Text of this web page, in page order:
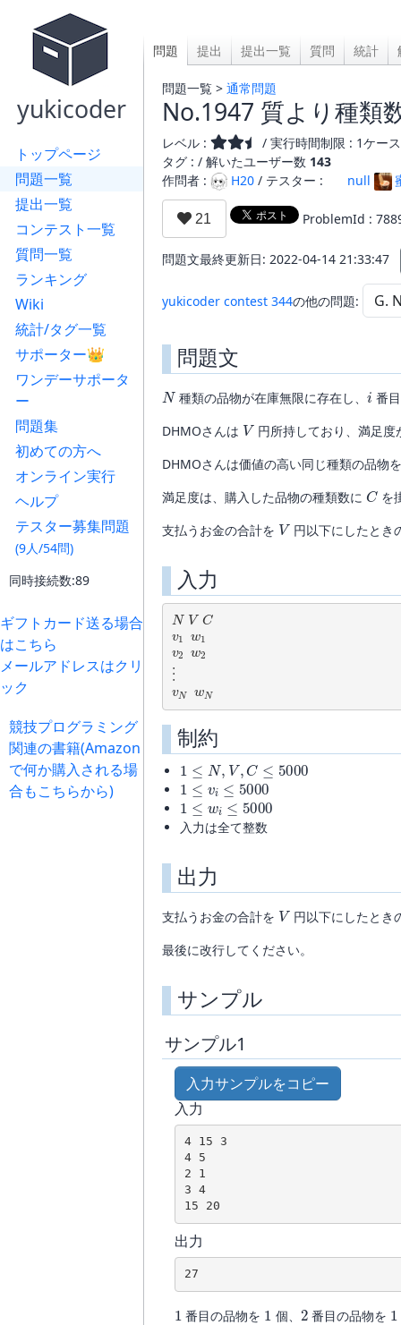
yukicoder
トップページ
問題一覧
提出一覧
コンテスト一覧
質問一覧
ランキング
Wiki
統計/タグ一覧
サポーター👑
ワンデーサポータ
ー
問題集
初めての方へ
オンライン実行
ヘルプ
テスター募集問題
(9人/54問)
同時接続数:89
ギフトカード送る場合
はこちら
メールアドレスはクリ
ック
競技プログラミング
関連の書籍(Amazon
で何か購入される場
合もこちらから)
問題 提出 提出一覧 質問 統計
問題一覧 > 通常問題
No.1947 質より種類
レベル :
/ 実行時間制限 : 1ケー
タグ : / 解いたユーザー数 143
作問者 :
H20 / テスター : null
ProblemId :
問題文最終更新日: 2022-04-14 21:33:47
yukicoder contest 344の他の問題:
問題文
N
種類の品物が在庫無限に存在し、
i
番
DHMOさんは
V
円所持しており、満足
DHMOさんは価値の高い同じ種類の品物
満足度は、購入した品物の種類数に
C
を
支払うお金の合計を
V
円以下にしたとき
入力
N V C
v1 w 1
v2 w2
⋮
v
制約
1≤N,V,C≤5000
1 ≤v i≤5000
1 ≤wi≤ 5000
入力は全て整数
出力
支払うお金の合計を
V
円以下にしたとき
最後に改行してください。
サンプル
サンプル1
入力サンプルをコピー
入力
4 15 3
4 5
2 1
3 4
15 20
出力
27
番目の品物を 個、
2
番目の品物を